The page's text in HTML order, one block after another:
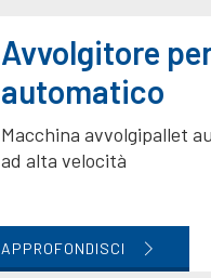
Avvolgitore
automatico
Macchina avvolgipallet
ad alta velocità
APPROFONDISCI